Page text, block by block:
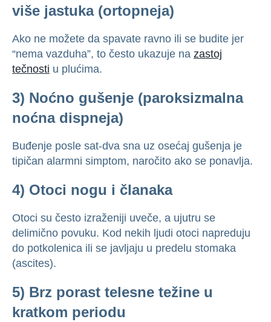
više jastuka (ortopneja)
Ako ne možete da spavate ravno ili se budite jer
“nema vazduha”, to često ukazuje na zastoj
tečnosti u plućima.
3) Noćno gušenje (paroksizmalna
noćna dispneja)
Buđenje posle sat-dva sna uz osećaj gušenja je
tipičan alarmni simptom, naročito ako se ponavlja.
4) Otoci nogu i članaka
Otoci su često izraženiji uveče, a ujutru se
delimično povuku. Kod nekih ljudi otoci napreduju
do potkolenica ili se javljaju u predelu stomaka
(ascites).
5) Brz porast telesne težine u
kratkom periodu